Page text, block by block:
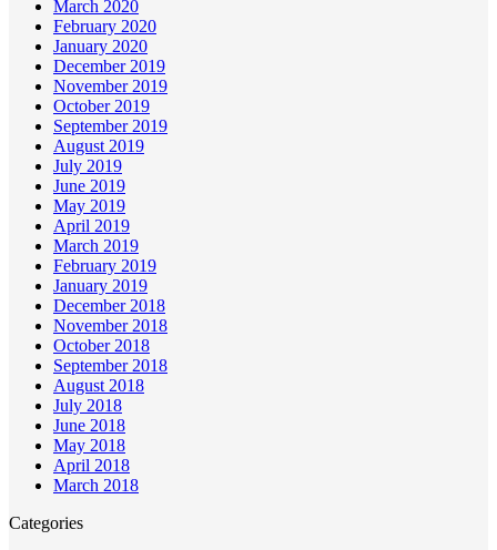
March 2020
February 2020
January 2020
December 2019
November 2019
October 2019
September 2019
August 2019
July 2019
June 2019
May 2019
April 2019
March 2019
February 2019
January 2019
December 2018
November 2018
October 2018
September 2018
August 2018
July 2018
June 2018
May 2018
April 2018
March 2018
Categories